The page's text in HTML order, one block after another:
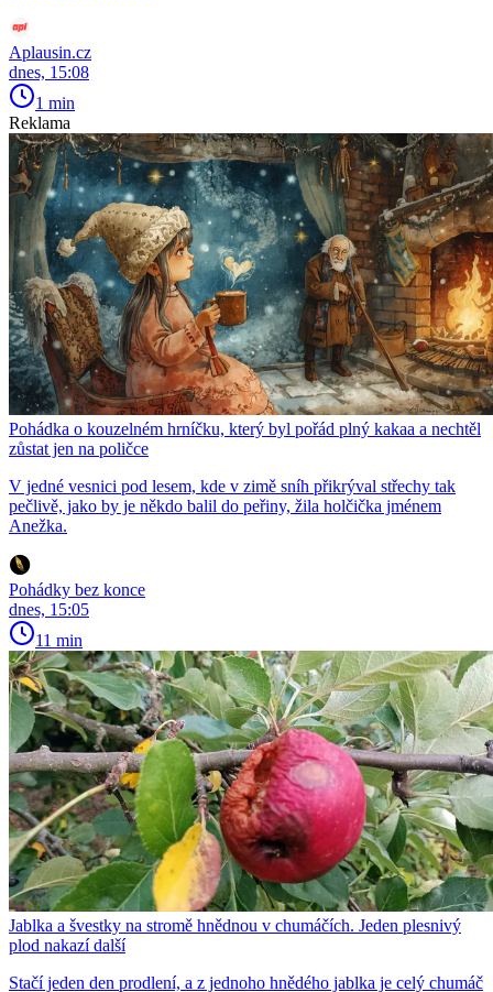
Aplausin.cz
dnes, 15:08
1 min
Reklama
Pohádka o kouzelném hrníčku, který byl pořád plný kakaa a nechtěl
zůstat jen na poličce
V jedné vesnici pod lesem, kde v zimě sníh přikrýval střechy tak
pečlivě, jako by je někdo balil do peřiny, žila holčička jménem
Anežka.
Pohádky bez konce
dnes, 15:05
11 min
Jablka a švestky na stromě hnědnou v chumáčích. Jeden plesnivý
plod nakazí další
Stačí jeden den prodlení, a z jednoho hnědého jablka je celý chumáč